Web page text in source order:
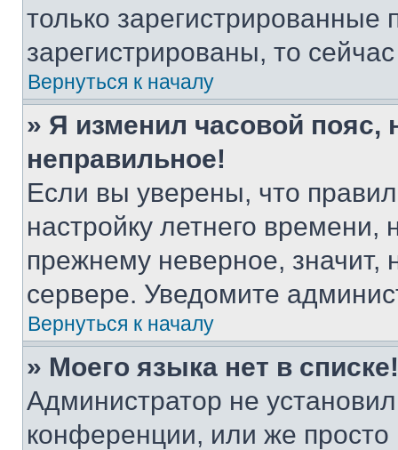
только
зарегистрированы, то
Вернуться к началу
» Я изменил часовой пояс,
неправильное!
Если вы уверены, что
настройку летнего
прежнему неверное, значит,
сервере. Уведомите
Вернуться к началу
» Моего языка нет в списке!
Администратор не
конференции, или же